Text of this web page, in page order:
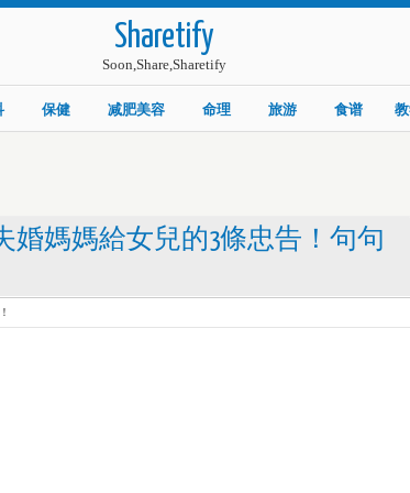
Sharetify
Soon,Share,Sharetify
保健 减肥美容 命理 旅游 食谱
婚媽媽給女兒的3條忠告！句句